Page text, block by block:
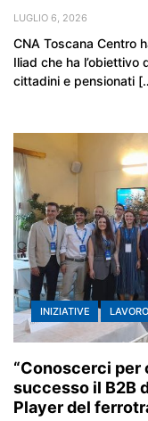
LUGLIO 6, 2026
CNA Toscana Centro
Iliad che ha
cittadini e pensionati
INIZIATIVE LAVORO
“Conoscerci per
successo il B2B
Player del